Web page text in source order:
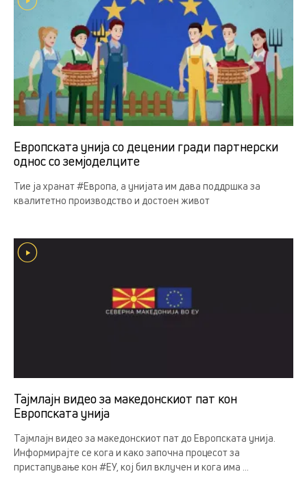
Европската унија со децении гради партнерски
однос со земјоделцитe
Тие ја хранат #Европа, а унијата им дава поддршка за
квалитетно производство и достоен живот
Тајмлајн видео за македонскиот пат кон
Европската унија
Тајмлајн видео за македонскиот пат до Европската унија.
Информирајте се кога и како започна процесот за
пристапување кон #ЕУ, кој бил вклучен и кога има ...